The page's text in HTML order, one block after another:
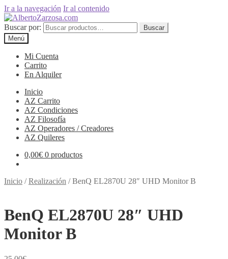
Ir a la navegación Ir al contenido
Buscar por:
Buscar
Menú
Mi Cuenta
Carrito
En Alquiler
Inicio
AZ Carrito
AZ Condiciones
AZ Filosofía
AZ Operadores / Creadores
AZ Quileres
0,00€ 0 productos
Inicio /Realización /BenQ EL2870U 28″ UHD Monitor B
BenQ EL2870U 28″ UHD
Monitor B